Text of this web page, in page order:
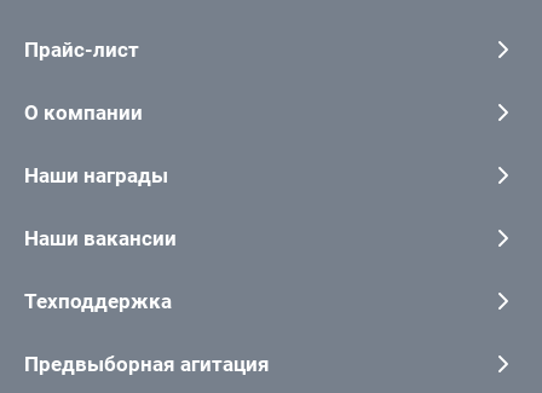
Прайс-лист
О компании
Наши награды
Наши вакансии
Техподдержка
Предвыборная агитация